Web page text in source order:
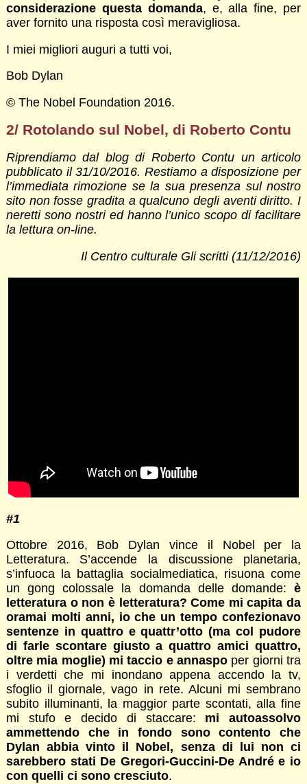
considerazione questa domanda, e, alla fine, per
aver fornito una risposta così meravigliosa.
I miei migliori auguri a tutti voi,
Bob Dylan
© The Nobel Foundation 2016.
2/ Rotolando sul Nobel, di Roberto Contu
Riprendiamo dal blog di Roberto Contu un articolo
pubblicato il 31/10/2016. Restiamo a disposizione per
l’immediata rimozione se la sua presenza sul nostro
sito non fosse gradita a qualcuno degli aventi diritto. I
neretti sono nostri ed hanno l’unico scopo di facilitare
la lettura on-line.
Il Centro culturale Gli scritti (11/12/2016)
#1
Ottobre 2016, Bob Dylan vince il Nobel per la
Letteratura. S’accende la discussione planetaria,
s’infuoca la battaglia socialmediatica, risuona come
un gong colossale la domanda delle domande:è
letteratura o non è letteratura? Come mi capita da
oramai molti anni, io che un tempo confezionavo
sentenze in quattro e quattr’otto (ma col pudore
di farle scontare giusto a quattro amici quattro,
oltre mia moglie) mi taccio e annaspo per giorni tra
i verdetti che mi inondano appena accendo la tv,
sfoglio il giornale, vago in rete. Alcuni mi sembrano
subito illuminanti, la maggior parte scontati, alla fine
mi stufo e decido di staccare: mi autoassolvo
ammettendo che in fondo sono contento che
Dylan abbia vinto il Nobel, senza di lui non ci
sarebbero stati De Gregori-Guccini-De André e io
con quelli ci sono cresciuto.